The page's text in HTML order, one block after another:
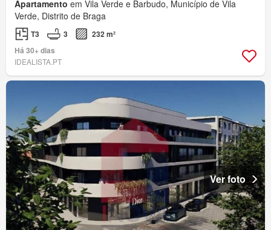
Apartamento em Vila Verde e Barbudo, Município de Vila
Verde, Distrito de Braga
T3 3
232 m²
Há 30+ dias
IDEALISTA.PT
Ver foto